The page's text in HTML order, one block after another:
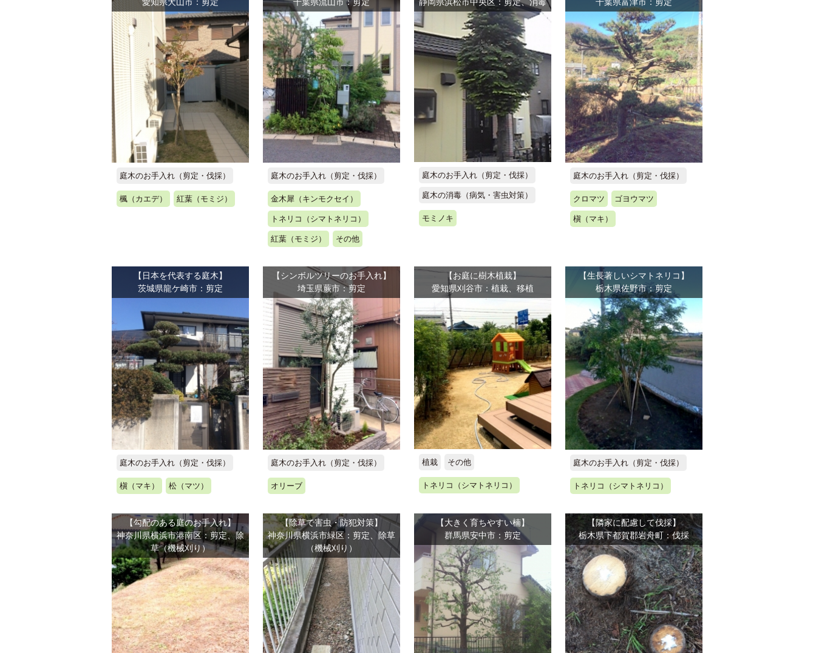
庭木のお手入れ（剪定・伐採）
楓（カエデ） 紅葉（モミジ）
庭木のお手入れ（剪定・伐採）
金木犀（キンモクセイ）
トネリコ（シマトネリコ）
紅葉（モミジ） その他
庭木のお手入れ（剪定・伐採）
庭木の消毒（病気・害虫対策）
モミノキ
庭木のお手入れ（剪定・伐採）
クロマツ ゴヨウマツ
槇（マキ）
【日本を代表する庭木】
茨城県龍ケ崎市：剪定
庭木のお手入れ（剪定・伐採）
槇（マキ） 松（マツ）
【シンボルツリーのお手入れ】
埼玉県蕨市：剪定
庭木のお手入れ（剪定・伐採）
オリーブ
【お庭に樹木植栽】
愛知県刈谷市：植栽、移植
植栽 その他
トネリコ（シマトネリコ）
【生長著しいシマトネリコ】
栃木県佐野市：剪定
庭木のお手入れ（剪定・伐採）
トネリコ（シマトネリコ）
【勾配のある庭のお手入れ】
神奈川県横浜市港南区：剪定、除
草（機械刈り）
【除草で害虫・防犯対策】
神奈川県横浜市緑区：剪定、除草
（機械刈り）
【大きく育ちやすい楠】
群馬県安中市：剪定
【隣家に配慮して伐採】
栃木県下都賀郡岩舟町：伐採